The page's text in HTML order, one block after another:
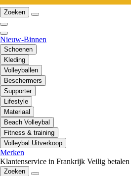
Zoeken
Nieuw-Binnen
Schoenen
Kleding
Volleyballen
Beschermers
Supporter
Lifestyle
Materiaal
Beach Volleybal
Fitness & training
Volleybal Uitverkoop
Merken
Klantenservice in Frankrijk Veilig betalen
Zoeken